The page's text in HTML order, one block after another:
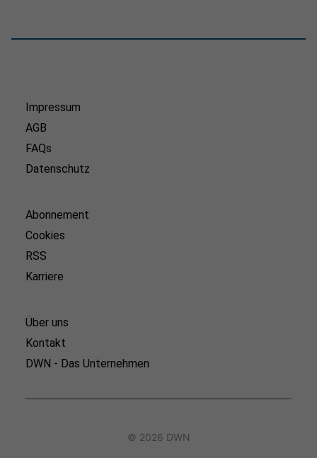
Impressum
AGB
FAQs
Datenschutz
Abonnement
Cookies
RSS
Karriere
Über uns
Kontakt
DWN - Das Unternehmen
© 2026 DWN